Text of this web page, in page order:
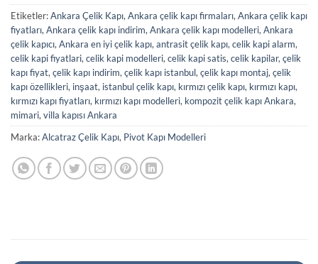
Etiketler:Ankara Çelik Kapı, Ankara çelik kapı firmaları, Ankara çelik kapı
fiyatları, Ankara çelik kapı indirim, Ankara çelik kapı modelleri, Ankara
çelik kapıcı, Ankara en iyi çelik kapı, antrasit çelik kapı, celik kapi alarm,
celik kapi fiyatlari, celik kapi modelleri, celik kapi satis, celik kapilar, çelik
kapı fiyat, çelik kapı indirim, çelik kapı istanbul, çelik kapı montaj, çelik
kapı özellikleri, inşaat, istanbul çelik kapı, kırmızı çelik kapı, kırmızı kapı,
kırmızı kapı fiyatları, kırmızı kapı modelleri, kompozit çelik kapı Ankara,
mimari, villa kapısı Ankara
Marka:Alcatraz Çelik Kapı, Pivot Kapı Modelleri